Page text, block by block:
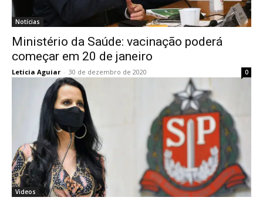
Notícias
Ministério da Saúde: vacinação poderá
começar em 20 de janeiro
Leticia Aguiar - 30 de dezembro de 2020 0
Videos